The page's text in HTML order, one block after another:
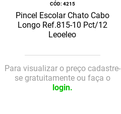
:4215
Pincel Escolar Chato Cabo
Longo Ref.815-10 Pct/12
Leoeleo
Para visualizar o preço cadastre-
se gratuitamente ou faça o
login.